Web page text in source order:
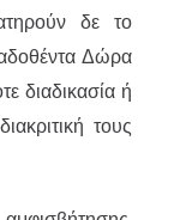
δε το
Δώρα
διαδικασία ή
τους